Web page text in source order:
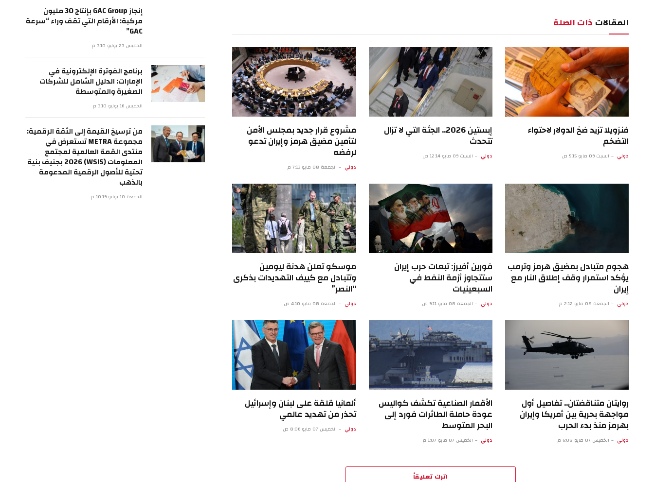
المقالات ذات الصلة
فنزويلا تزيد ضخ الدولار لاحتواء
التضخم
دولي السبت 09 مايو 5:15 ص
إبستين 2026.. الجثة التي لا تزال
تتحدث
دولي السبت 09 مايو 12:14 ص
مشروع قرار جديد بمجلس الأمن
لتأمين مضيق هرمز وإيران تدعو
لرفضه
دولي الجمعة 08 مايو 7:13 م
هجوم متبادل بمضيق هرمز وترمب
يؤكد استمرار وقف إطلاق النار مع
إيران
دولي الجمعة 08 مايو 2:12 م
فورين أفيرز: تبعات حرب إيران
ستتجاوز أزمة النفط في
السبعينيات
دولي الجمعة 08 مايو 9:11 ص
موسكو تعلن هدنة ليومين
وتتبادل مع كييف التهديدات بذكرى
“النصر”
دولي الجمعة 08 مايو 4:10 ص
روايتان متناقضتان.. تفاصيل أول
مواجهة بحرية بين أمريكا وإيران
بهرمز منذ بدء الحرب
دولي الخميس 07 مايو 6:08 م
الأقمار الصناعية تكشف كواليس
عودة حاملة الطائرات فورد إلى
البحر المتوسط
دولي الخميس 07 مايو 1:07 م
ألمانيا قلقة على لبنان وإسرائيل
تحذر من تهديد عالمي
دولي الخميس 07 مايو 8:06 ص
اترك تعليقاً
إنجاز GAC Group بإنتاج 30 مليون
مركبة: الأرقام التي تقف وراء “سرعة
GAC”
الخميس 23 يوليو 3:10 م
برنامج الفوترة الإلكترونية في
الإمارات: الدليل الشامل للشركات
الصغيرة والمتوسطة
الخميس 16 يوليو 3:10 م
من ترسيخ القيمة إلى الثقة الرقمية:
مجموعة METRA تستعرض في
منتدى القمة العالمية لمجتمع
المعلومات (WSIS) 2026 بجنيف بنية
تحتية للأصول الرقمية المدعومة
بالذهب
الجمعة 10 يوليو 10:19 م